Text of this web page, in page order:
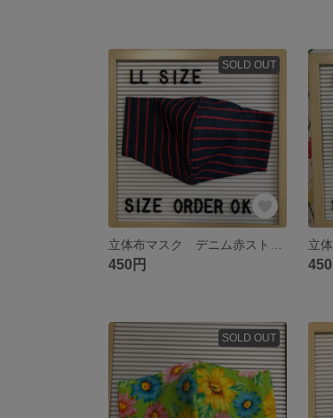
SOLD OUT
450円
立
450
SOLD OUT